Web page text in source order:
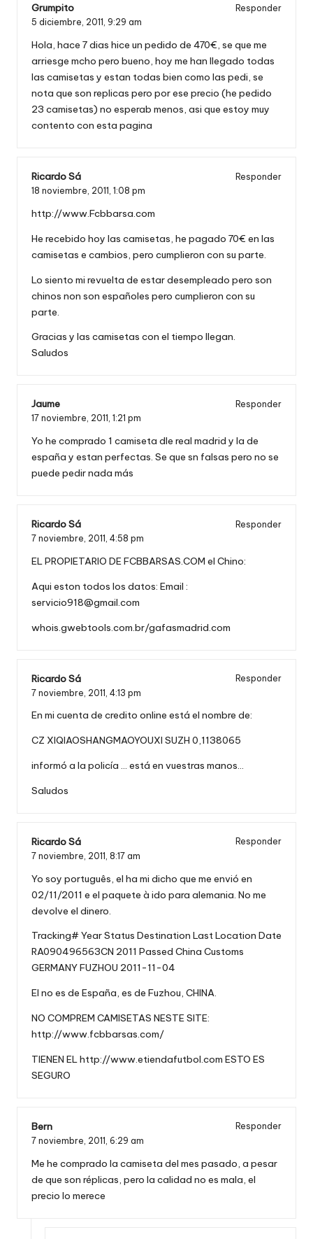
Grumpito
Responder
5 diciembre, 2011, 9:29 am
Hola, hace 7 dias hice un pedido de 470€, se que me
arriesge mcho pero bueno, hoy me han llegado todas
las camisetas y estan todas bien como las pedi, se
nota que son replicas pero por ese precio (he pedido
23 camisetas) no esperab menos, asi que estoy muy
contento con esta pagina
Ricardo Sá
Responder
18 noviembre, 2011, 1:08 pm
http://www.Fcbbarsa.com
He recebido hoy las camisetas, he pagado 70€ en las
camisetas e cambios, pero cumplieron con su parte.
Lo siento mi revuelta de estar desempleado pero son
chinos non son españoles pero cumplieron con su
parte.
Gracias y las camisetas con el tiempo llegan.
Saludos
Jaume
Responder
17 noviembre, 2011, 1:21 pm
Yo he comprado 1 camiseta dle real madrid y la de
españa y estan perfectas. Se que sn falsas pero no se
puede pedir nada más
Ricardo Sá
Responder
7 noviembre, 2011, 4:58 pm
EL PROPIETARIO DE FCBBARSAS.COM el Chino:
Aqui eston todos los datos: Email :
servicio918@gmail.com
whois.gwebtools.com.br/gafasmadrid.com
Ricardo Sá
Responder
7 noviembre, 2011, 4:13 pm
En mi cuenta de credito online está el nombre de:
CZ XIQIAOSHANGMAOYOUXI SUZH 0,1138065
informó a la policía … está en vuestras manos…
Saludos
Ricardo Sá
Responder
7 noviembre, 2011, 8:17 am
Yo soy português, el ha mi dicho que me envió en
02/11/2011 e el paquete à ido para alemania. No me
devolve el dinero.
Tracking# Year Status Destination Last Location Date
RA090496563CN 2011 Passed China Customs
GERMANY FUZHOU 2011-11-04
El no es de España, es de Fuzhou, CHINA.
NO COMPREM CAMISETAS NESTE SITE:
http://www.fcbbarsas.com/
TIENEN ELhttp://www.etiendafutbol.com ESTO ES
SEGURO
Bern
Responder
7 noviembre, 2011, 6:29 am
Me he comprado la camiseta del mes pasado, a pesar
de que son réplicas, pero la calidad no es mala, el
precio lo merece